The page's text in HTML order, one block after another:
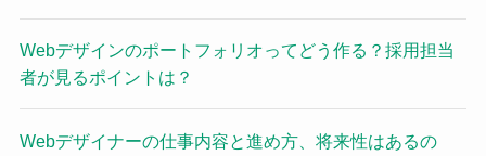
Webデザインのポートフォリオってどう作る？採用担当
者が見るポイントは？
Webデザイナーの仕事内容と進め方、将来性はあるの